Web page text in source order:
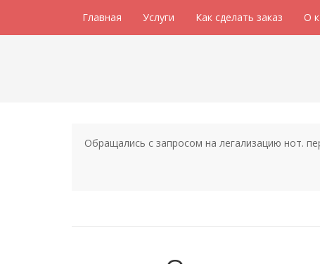
Главная Услуги Как сделать заказ О
Обращались с запросом на легализацию нот.